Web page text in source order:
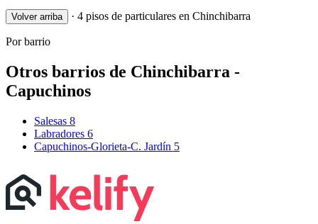
Volver arriba · 4 pisos de particulares en Chinchibarra
Por barrio
Otros barrios de Chinchibarra -
Capuchinos
Salesas 8
Labradores 6
Capuchinos-Glorieta-C. Jardín 5